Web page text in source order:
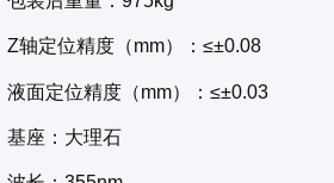
Z轴定位精度（mm）：≤±0.08
液面定位精度（mm）：≤±0.03
基座：大理石